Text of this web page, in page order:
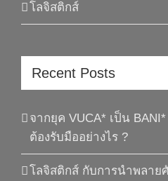
โลจิสติกส์
Recent Posts
จากยุค VUCA* เป็น
ต้องรับมืออย่างไร ?
โลจิสติกส์ กับการนำพลาย